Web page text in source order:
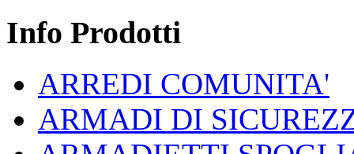
Info Prodotti
ARREDI COMUNITA'
ARMADI DI